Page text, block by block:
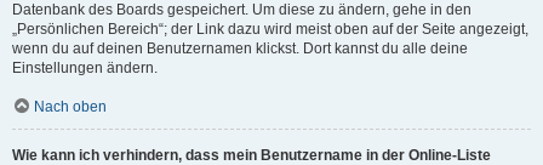
Datenbank des Boards gespeichert. Um diese zu ändern, gehe in den
„Persönlichen Bereich“; der Link dazu wird meist oben auf der Seite angezeigt,
wenn du auf deinen Benutzernamen klickst. Dort kannst du alle deine
Einstellungen ändern.
Nach oben
Wie kann ich verhindern, dass mein Benutzername in der Online-Liste